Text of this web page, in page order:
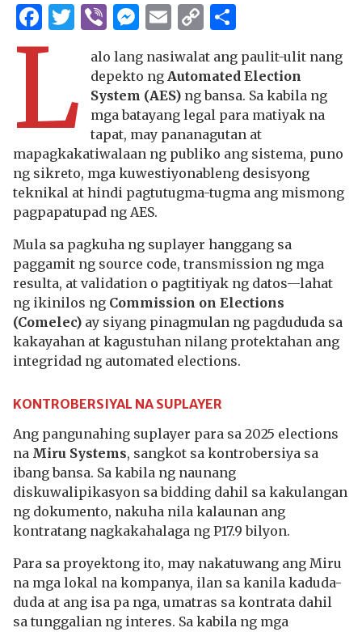
Facebook
Twitter
ViberMessenger
Email
Copy
L
alo lang nasiwalat ang paulit-ulit nang
depekto ngAutomated Election
System (AES) ng bansa. Sa kabila ng
mga batayang legal para matiyak na
tapat, may pananagutan at
mapagkakatiwalaan ng publiko ang sistema, puno
ng sikreto, mga kuwestiyonableng desisyong
teknikal at hindi pagtutugma-tugma ang mismong
pagpapatupad ng AES.
Mula sa pagkuha ng suplayer hanggang sa
paggamit ng source code, transmission ng mga
resulta, at validation o pagtitiyak ng datos—lahat
ng ikinilos ng Commission on Elections
(Comelec) ay siyang pinagmulan ng pagdududa sa
kakayahan at kagustuhan nilang protektahan ang
integridad ng automated elections.
KONTROBERSIYAL NA SUPLAYER
Ang pangunahing suplayer para sa 2025 elections
na Miru Systems, sangkot sa kontrobersiya sa
ibang bansa. Sa kabila ng naunang
diskuwalipikasyon sa bidding dahil sa kakulangan
ng dokumento, nakuha nila kalaunan ang
kontratang nagkakahalaga ng P17.9 bilyon.
Para sa proyektong ito, may nakatuwang ang Miru
na mga lokal na kompanya, ilan sa kanila kaduda-
duda at ang isa pa nga, umatras sa kontrata dahil
sa tunggalian ng interes. Sa kabila ng mga